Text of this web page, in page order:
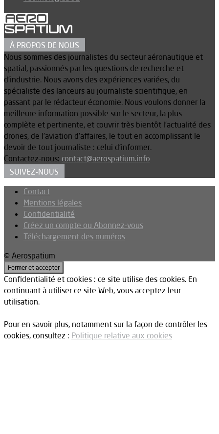
À PROPOS DE NOUS
Nous sommes des journalistes du secteur aéronautique et
spatial, passionnés par les questions de recherche et
d’industrie. Nous avons des expériences variées, du
spécialiste des lanceurs au journaliste scientifique, en
passant par le rédacteur économie. Nous voulons donner la
meilleure information possible sur le secteur, la plus
complète et pertinente, et couvrir très bientôt l’actualité des
drones, de l’aviation d’affaires, le tout en accomplissant le
devoir de tout journaliste : celui d’informer.
Contactez-nous: contact@aerospatium.info
SUIVEZ-NOUS
Contact
Mentions légales
Confidentialité
Créez un compte ou Abonnez-vous
Téléchargement des numéros
© Aerospatium
Confidentialité et cookies : ce site utilise des cookies. En
continuant à utiliser ce site Web, vous acceptez leur
utilisation.
Pour en savoir plus, notamment sur la façon de contrôler les
cookies, consultez : Politique relative aux cookies